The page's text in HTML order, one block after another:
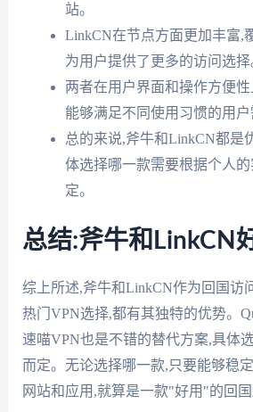
站。
LinkCN在节点方面更加丰富,
为用户提供了更多的访问选择
两者在用户界面和操作方便
能够满足不同使用习惯的用户
总的来说,斧牛和LinkCN都是
体选择哪一款需要根据个人
定。
总结:斧牛和LinkCN
综上所述,斧牛和LinkCN作为回国访
热门VPN选择,都有其独特的优势。
速喵VPN也是不错的替代方案,具体
而定。无论选择哪一款,只要能够稳
网站和应用,就算是一款"好用"的回国